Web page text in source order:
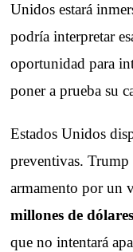
Unidos estará
podría interpretar
oportunidad para
poner a prueba su
Estados Unidos
preventivas.
armamento por un
millones de dólares
que no intentará